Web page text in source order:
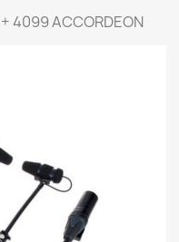
4099 ACCORDEON